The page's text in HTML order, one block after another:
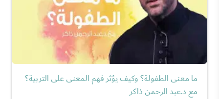
ما معنى الطفولة؟ وكيف يؤثر فهم المعنى على التربية؟
مع د.عبد الرحمن ذاكر